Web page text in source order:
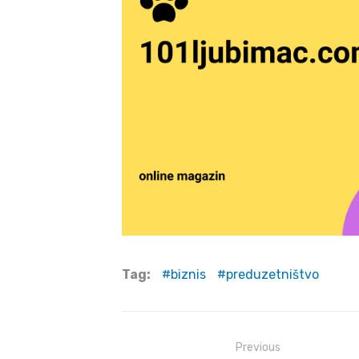
Tag: biznis preduzetništvo
Previous